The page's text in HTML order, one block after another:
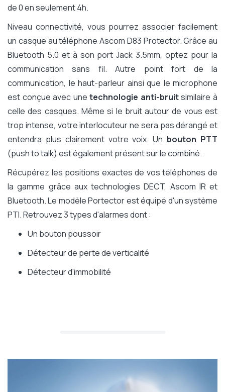
de 0 en seulement 4h.
Niveau connectivité, vous pourrez associer facilement
un casque au téléphone Ascom D83 Protector. Grâce au
Bluetooth 5.0 et à son port Jack 3.5mm, optez pour la
communication sans fil. Autre point fort de la
communication, le haut-parleur ainsi que le microphone
est conçue avec unetechnologie anti-bruitsimilaire à
celle des casques. Même si le bruit autour de vous est
trop intense, votre interlocuteur ne sera pas dérangé et
entendra plus clairement votre voix. Un bouton PTT
(push to talk) est également présent sur le combiné.
Récupérez les positions exactes de vos téléphones de
la gamme grâce aux technologies DECT, Ascom IR et
Bluetooth. Le modèle Portector est équipé d'un système
PTI. Retrouvez 3 types d'alarmes dont :
Un bouton poussoir
Détecteur de perte de verticalité
Détecteur d'immobilité